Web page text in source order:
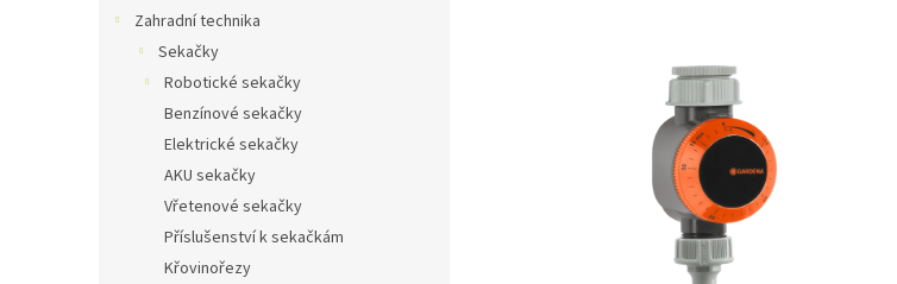
Zahradní technika
Sekačky
Robotické sekačky
Benzínové sekačky
Elektrické sekačky
AKU sekačky
Vřetenové sekačky
Příslušenství k sekačkám
Křovinořezy